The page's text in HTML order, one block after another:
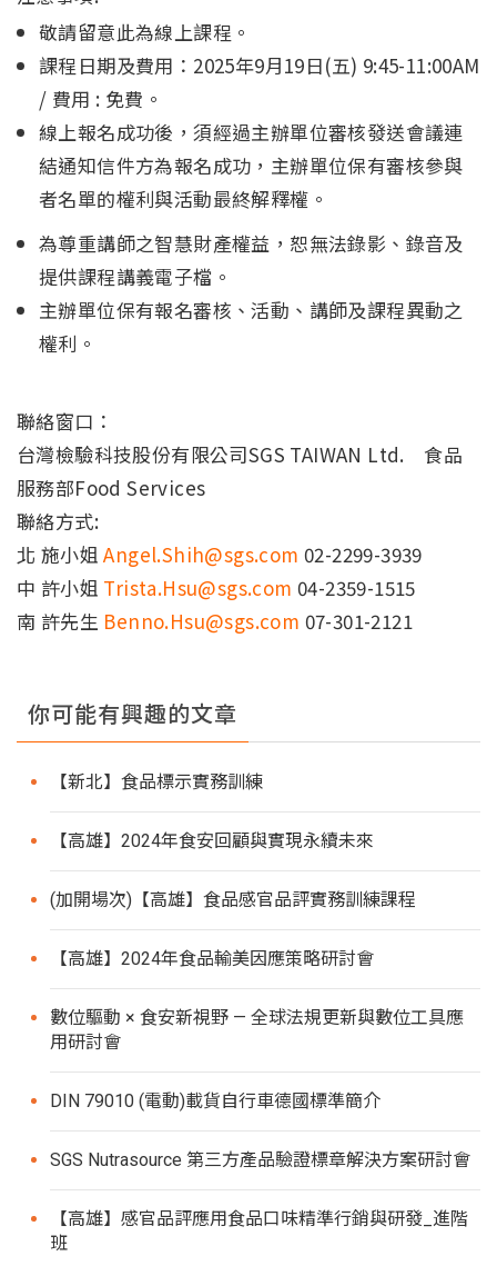
敬請留意此為線上課程。
課程日期及費用：2025年9月19日(五) 9:45-11:00AM
/ 費用 : 免費。
線上報名成功後，須經過主辦單位審核發送會議連
結通知信件方為報名成功，主辦單位保有審核參與
者名單的權利與活動最終解釋權。
為尊重講師之智慧財產權益，恕無法錄影、錄音及
提供課程講義電子檔。
主辦單位保有報名審核、活動、講師及課程異動之
權利。
聯絡窗口：
台灣檢驗科技股份有限公司SGS TAIWAN Ltd. 食品
服務部Food Services
聯絡方式:
北 施小姐Angel.Shih@sgs.com 02-2299-3939
中 許小姐 Trista.Hsu@sgs.com 04-2359-1515
南 許先生 Benno.Hsu@sgs.com 07-301-2121
你可能有興趣的文章
【新北】食品標示實務訓練
【高雄】2024年食安回顧與實現永續未來
(加開場次)【高雄】食品感官品評實務訓練課程
【高雄】2024年食品輸美因應策略研討會
數位驅動 × 食安新視野 — 全球法規更新與數位工具應
用研討會
DIN 79010 (電動)載貨自行車德國標準簡介
SGS Nutrasource 第三方產品驗證標章解決方案研討會
【高雄】感官品評應用食品口味精準行銷與研發_進階
班